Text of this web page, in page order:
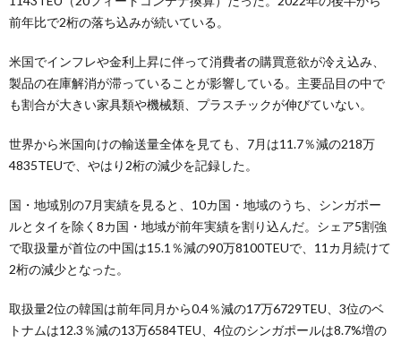
前年比で2桁の落ち込みが続いている。
米国でインフレや金利上昇に伴って消費者の購買意欲が冷え込み、
製品の在庫解消が滞っていることが影響している。主要品目の中で
も割合が大きい家具類や機械類、プラスチックが伸びていない。
世界から米国向けの輸送量全体を見ても、7月は11.7％減の218万
4835TEUで、やはり2桁の減少を記録した。
国・地域別の7月実績を見ると、10カ国・地域のうち、シンガポー
ルとタイを除く8カ国・地域が前年実績を割り込んだ。シェア5割強
で取扱量が首位の中国は15.1％減の90万8100TEUで、11カ月続けて
2桁の減少となった。
取扱量2位の韓国は前年同月から0.4％減の17万6729TEU、3位のベ
トナムは12.3％減の13万6584TEU、4位のシンガポールは8.7%増の